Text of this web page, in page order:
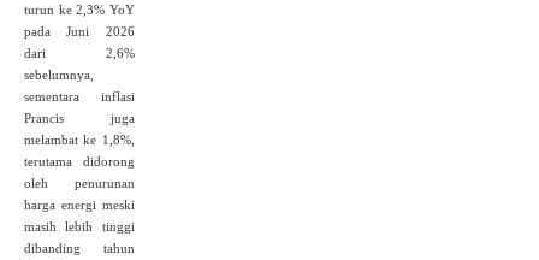
turun ke 2,3% YoY
pada Juni 2026
dari 2,6%
sebelumnya,
sementara inflasi
Prancis juga
melambat ke 1,8%,
terutama didorong
oleh penurunan
harga energi meski
masih lebih tinggi
dibanding tahun